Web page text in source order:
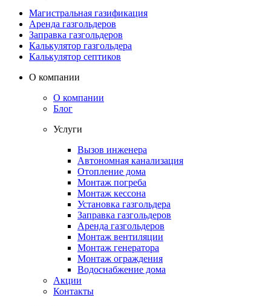
Магистральная газификация
Аренда газгольдеров
Заправка газгольдеров
Калькулятор газгольдера
Калькулятор септиков
О компании
О компании
Блог
Услуги
Вызов инженера
Автономная канализация
Отопление дома
Монтаж погреба
Монтаж кессона
Установка газгольдера
Заправка газгольдеров
Аренда газгольдеров
Монтаж вентиляции
Монтаж генератора
Монтаж ограждения
Водоснабжение дома
Акции
Контакты